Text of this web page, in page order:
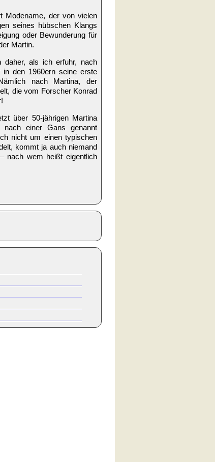
Modename, der von vielen
seines hübschen Klangs
oder Bewunderung für
Martin.
daher, als ich erfuhr, nach
in den 1960ern seine erste
nach Martina, der
die vom Forscher Konrad
über 50-jährigen Martina
einer Gans genannt
nicht um einen typischen
kommt ja auch niemand
nach wem heißt eigentlich